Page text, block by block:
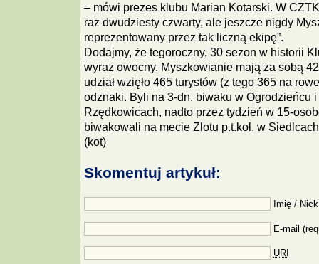
– mówi prezes klubu Marian Kotarski. W
raz dwudziesty czwarty, ale jeszcze nigdy
reprezentowany przez tak liczną ekipę”.
Dodajmy, że tegoroczny, 30 sezon w historii
wyraz owocny. Myszkowianie mają za sobą
udział wzięło 465 turystów (z tego 365 na
odznaki. Byli na 3-dn. biwaku w Ogrodzieńcu i
Rzędkowicach, nadto przez tydzień w 15-
biwakowali na mecie Zlotu p.t.kol. w
(kot)
Skomentuj artykuł:
Imię /
E-mail
URI